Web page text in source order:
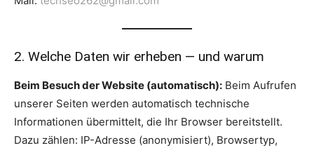
2. Welche Daten wir erheben — und warum
Beim Besuch der Website (automatisch): Beim Aufrufen
unserer Seiten werden automatisch technische
Informationen übermittelt, die Ihr Browser bereitstellt.
Dazu zählen: IP-Adresse (anonymisiert), Browsertyp,